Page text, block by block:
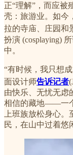
正“理解”，而应被
壳：旅游业。如今
拉的寺庙、庄园和
扮演 (cosplaying)
中。
“有时候，我只想
面设计师告诉记者
由快乐、无忧无虑
相信的藏地——一
上班族放松身心
民，在山中过着悠